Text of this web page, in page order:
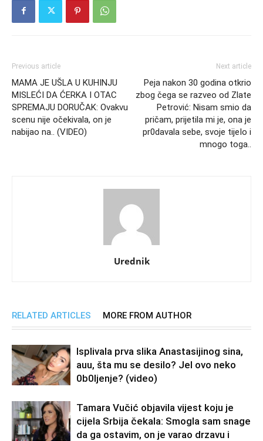
Previous article
MAMA JE UŠLA U KUHINJU
MISLEĆI DA ĆERKA I OTAC
SPREMAJU DORUČAK: Ovakvu
scenu nije očekivala, on je
nabijao na.. (VIDEO)
Next article
Peja nakon 30 godina otkrio
zbog čega se razveo od Zlate
Petrović: Nisam smio da
pričam, prijetila mi je, ona je
pr0davala sebe, svoje tijeIo i
mnogo toga..
Urednik
RELATED ARTICLES MORE FROM AUTHOR
Isplivala prva slika Anastasijinog sina,
auu, šta mu se desilo? Jel ovo neko
0b0Ijenje? (video)
Tamara Vučić objavila vijest koju je
cijela Srbija čekala: Smogla sam snage
da ga ostavim, on je varao drzavu i